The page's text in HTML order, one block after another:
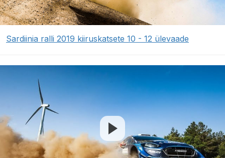
Sardiinia ralli 2019 kiiruskatsete 10 - 12 ülevaade